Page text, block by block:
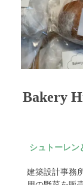
Bakery
シュトーレン
建築設計事務